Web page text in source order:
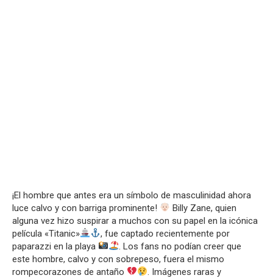
¡El hombre que antes era un símbolo de masculinidad ahora
luce calvo y con barriga prominente!
Billy Zane, quien
alguna vez hizo suspirar a muchos con su papel en la icónica
película «Titanic»
, fue captado recientemente por
paparazzi en la playa
. Los fans no podían creer que
este hombre, calvo y con sobrepeso, fuera el mismo
rompecorazones de antaño
. Imágenes raras y